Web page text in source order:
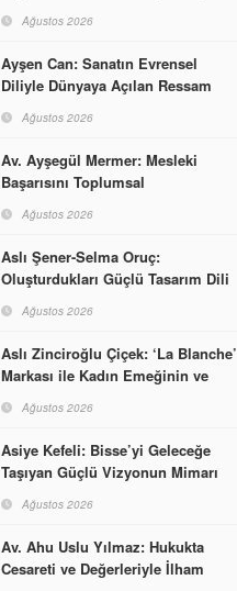
Ağustos 2026
Ayşen Can: Sanatın Evrensel
Diliyle Dünyaya Açılan Ressam
Ağustos 2026
Av. Ayşegül Mermer: Mesleki
Başarısını Toplumsal
Ağustos 2026
Aslı Şener-Selma Oruç:
Oluşturdukları Güçlü Tasarım Dili
Dünyasına İmzalarını Attılar
Ağustos 2026
Aslı Zinciroğlu Çiçek: ‘La Blanche’
Markası ile Kadın Emeğinin ve
Başarabileceğinin En Güzel
Örneğini Sunuyor
Ağustos 2026
Asiye Kefeli: Bisse’yi Geleceğe
Taşıyan Güçlü Vizyonun Mimarı
Ağustos 2026
Av. Ahu Uslu Yılmaz: Hukukta
Cesareti ve Değerleriyle İlham